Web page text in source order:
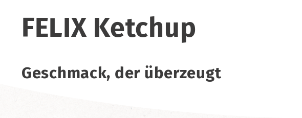
FELIX Ketchup
Geschmack, der überzeugt